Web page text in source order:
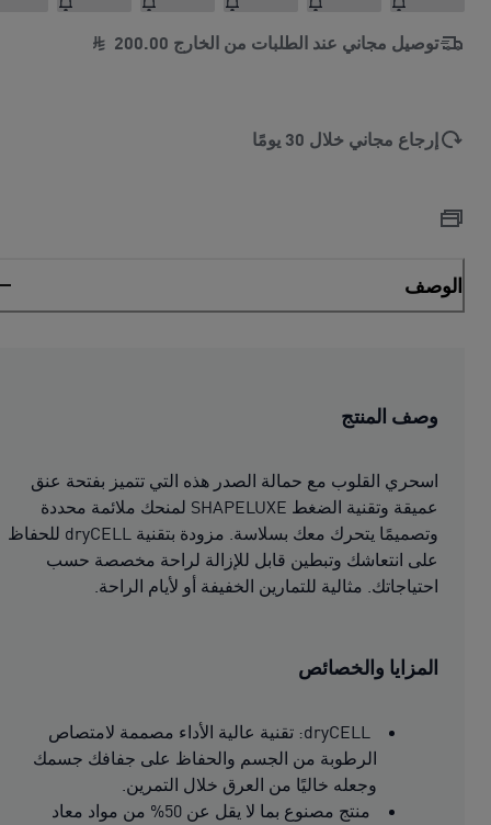
توصيل مجاني عند الطلبات من الخارج 200.00
إرجاع مجاني خلال 30 يومًا
الوصف
وصف المنتج
اسحري القلوب مع حمالة الصدر هذه التي تتميز بفتحة عنق
عميقة وتقنية الضغط SHAPELUXE لمنحك ملائمة محددة
وتصميمًا يتحرك معك بسلاسة. مزودة بتقنية dryCELL للحفاظ
على انتعاشك وتبطين قابل للإزالة لراحة مخصصة حسب
احتياجاتك. مثالية للتمارين الخفيفة أو لأيام الراحة.
المزايا والخصائص
dryCELL: تقنية عالية الأداء مصممة لامتصاص
الرطوبة من الجسم والحفاظ على جفافك جسمك
وجعله خاليًا من العرق خلال التمرين.
منتج مصنوع بما لا يقل عن 50% من مواد معاد